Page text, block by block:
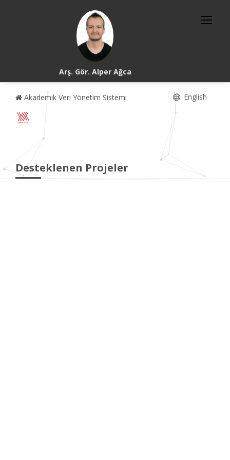
Arş. Gör. Alper Ağca
Akademik Veri Yönetim Sistemi English
Desteklenen Projeler